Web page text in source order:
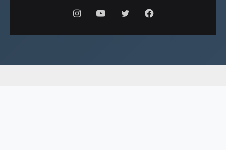
فيسبوكتويتر يوتيوبانستقرام